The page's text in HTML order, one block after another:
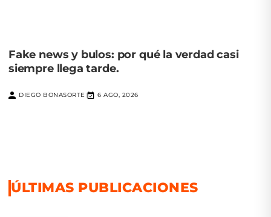
Fake news y bulos: por qué la verdad casi
siempre llega tarde.
DIEGO BONASORTE| 6 AGO, 2026
ÚLTIMAS PUBLICACIONES